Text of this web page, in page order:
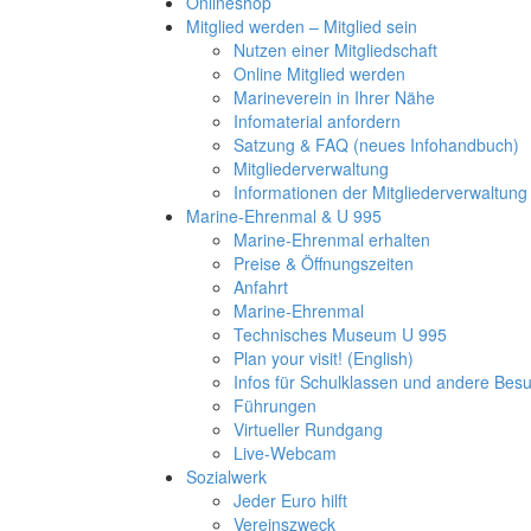
Mitglied werden – Mitglied sein
Nutzen einer Mitgliedschaft
Online Mitglied werden
Marineverein in Ihrer Nähe
Infomaterial anfordern
Satzung & FAQ (neues Infohandbuch)
Mitgliederverwaltung
Informationen der Mitgliederverwaltung
Marine-Ehrenmal & U 995
Marine-Ehrenmal erhalten
Preise & Öffnungszeiten
Anfahrt
Marine-Ehrenmal
Technisches Museum U 995
Plan your visit! (English)
Infos für Schulklassen und andere
Führungen
Virtueller Rundgang
Live-Webcam
Sozialwerk
Jeder Euro hilft
Vereinszweck